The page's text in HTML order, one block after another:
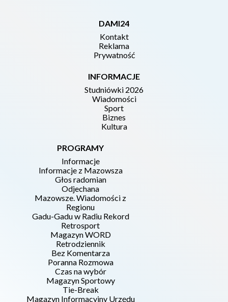
DAMI24
Kontakt
Reklama
Prywatność
INFORMACJE
Studniówki 2026
Wiadomości
Sport
Biznes
Kultura
PROGRAMY
Informacje
Informacje z Mazowsza
Głos radomian
Odjechana
Mazowsze. Wiadomości z
Regionu
Gadu-Gadu w Radiu Rekord
Retrosport
Magazyn WORD
Retrodziennik
Bez Komentarza
Poranna Rozmowa
Czas na wybór
Magazyn Sportowy
Tie-Break
Magazyn Informacyjny Urzędu